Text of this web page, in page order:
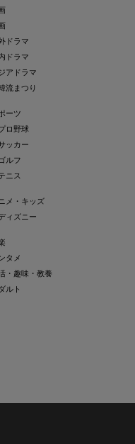
ドラマ
ドラマ
アドラマ
流まつり
ーツ
ロ野球
ッカー
ルフ
ニス
メ・キッズ
ィズニー
タメ
・趣味・教養
ルト